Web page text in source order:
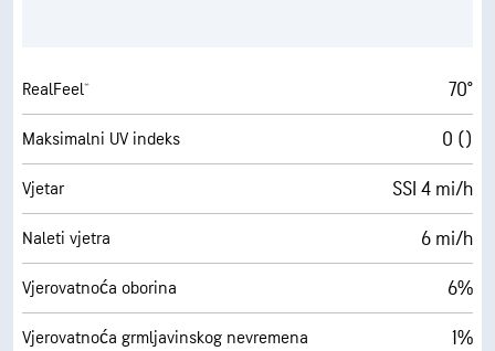
RealFeel® 70°
Maksimalni UV indeks 0 ()
Vjetar SSI 4 mi/h
Naleti vjetra 6 mi/h
Vjerovatnoća oborina 6%
Vjerovatnoća grmljavinskog nevremena 1%